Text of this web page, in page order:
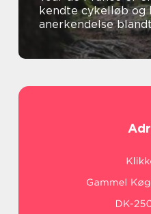
kendte cykelløb og
anerkendelse
fritidsentusiaster